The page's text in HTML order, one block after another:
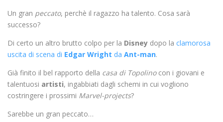
Un gran peccato, perchè il ragazzo ha talento. Cosa sarà
successo?
Di certo un altro brutto colpo per la Disney dopo la clamorosa
uscita di scena di Edgar Wright da Ant-man.
Già finito il bel rapporto della casa di Topolinocon i giovani e
talentuosi artisti, ingabbiati dagli schemi in cui vogliono
costringere i prossimi Marvel-projects?
Sarebbe un gran peccato…